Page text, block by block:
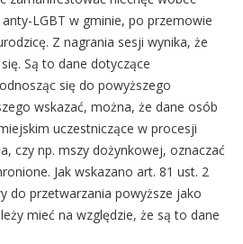
LGBT w gminie, po przemowie
Z nagrania sesji wynika, że
Są to dane dotyczące
się do powyższego
wskazać, można, że dane osób
uczestniczące w procesji
czy np. mszy dożynkowej, oznaczać
Jak wskazano art. 81 ust. 2
do przetwarzania powyższe jako
mieć na względzie, że są to dane